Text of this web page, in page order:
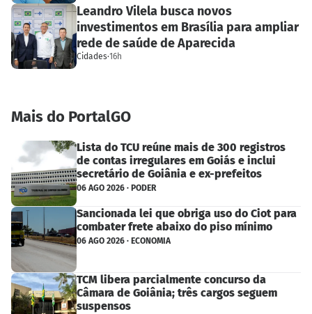
Leandro Vilela busca novos
investimentos em Brasília para ampliar
rede de saúde de Aparecida
Cidades·16h
Mais do PortalGO
Lista do TCU reúne mais de 300 registros
de contas irregulares em Goiás e inclui
secretário de Goiânia e ex-prefeitos
06 AGO 2026 · PODER
Sancionada lei que obriga uso do Ciot para
combater frete abaixo do piso mínimo
06 AGO 2026 · ECONOMIA
TCM libera parcialmente concurso da
Câmara de Goiânia; três cargos seguem
suspensos